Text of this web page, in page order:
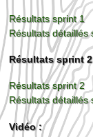
Résultats sprint 1
Résultats détaillés
Résultats sprint
Résultats sprint 2
Résultats détaillés
Vidéo :